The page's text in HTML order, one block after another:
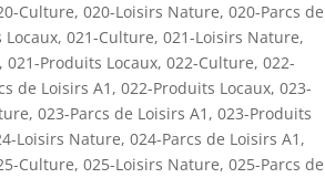
Culture, 020-Loisirs Nature, 020-Parcs de
Locaux, 021-Culture, 021-Loisirs Nature,
, 021-Produits Locaux, 022-Culture, 022-
de Loisirs A1 , 022-Produits Locaux, 023-
, 023-Parcs de Loisirs A1 , 023-Produits
Loisirs Nature, 024-Parcs de Loisirs A1 ,
Culture, 025-Loisirs Nature, 025-Parcs de